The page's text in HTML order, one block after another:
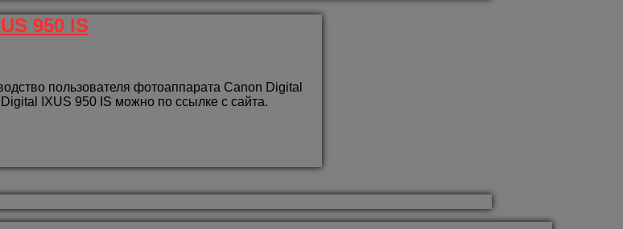
950 IS
пользователя фотоаппарата Canon Digital
IXUS 950 IS можно по ссылке с сайта.